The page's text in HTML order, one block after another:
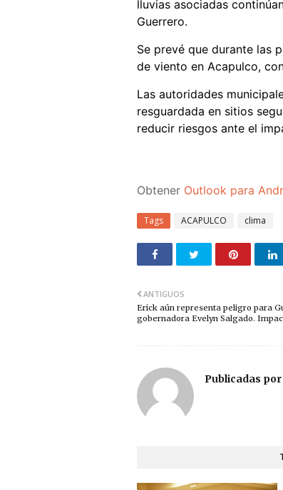
lluvias asociadas
Guerrero.
Se prevé que durante las
de viento en Acapulco,
Las autoridades
resguardada en sitios
reducir riesgos ante el
Obtener Outlook para
Tags ACAPULCO clima
ANTIGUOS
Erick aún representa peligro para
gobernadora Evelyn Salgado.
Publicadas por